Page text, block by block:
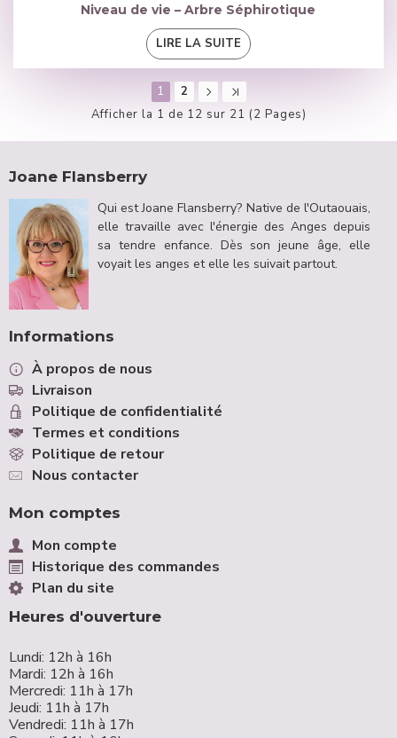
Niveau de vie – Arbre Séphirotique
LIRE LA SUITE
1
2
Afficher la 1 de 12 sur 21 (2 Pages)
Joane Flansberry
Qui est Joane Flansberry? Native de l'Outaouais,
elle travaille avec l'énergie des Anges depuis
sa tendre enfance. Dès son jeune âge, elle
voyait les anges et elle les suivait partout.
Informations
À propos de nous
Livraison
Politique de confidentialité
Termes et conditions
Politique de retour
Nous contacter
Mon comptes
Mon compte
Historique des commandes
Plan du site
Heures d'ouverture
Lundi: 12h à 16h
Mardi: 12h à 16h
Mercredi: 11h à 17h
Jeudi: 11h à 17h
Vendredi: 11h à 17h